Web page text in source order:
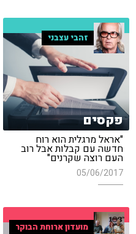
זהבי עצבני
פקסים
"אראל מרגלית הוא רוח
חדשה עם קבלות אבל רוב
העם רוצה שקרנים"
05/06/2017
מועדון ארוחת הבוקר